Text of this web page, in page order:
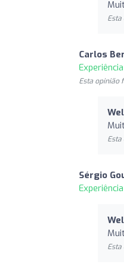
Carlos
Esta opinião
Sérgio